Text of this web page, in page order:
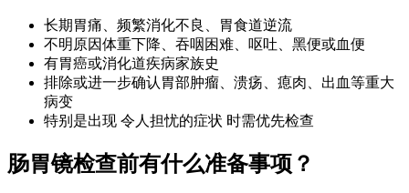
长期胃痛、频繁消化不良、胃食道逆流
不明原因体重下降、吞咽困难、呕吐、黑便或血便
有胃癌或消化道疾病家族史
排除或进一步确认胃部肿瘤、溃疡、瘜肉、出血等重大
病变
特别是出现 令人担忧的症状 时需优先检查
肠胃镜检查前有什么准备事项？